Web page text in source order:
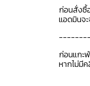
ก่อนสั่งซื้
แอดมินจ
ก่อนแกะ
หากไม่มี